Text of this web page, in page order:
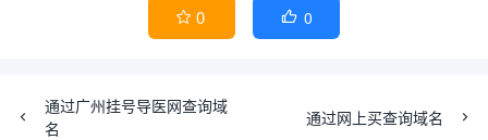
 0  0
通过广州挂号导医网查询域
名
通过网上买查询域名